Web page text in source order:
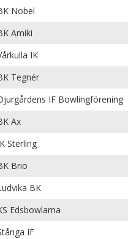
Nobel
Amiki
IK
Tegnér
IF Bowlingförening
Ax
Sterling
Brio
BK
Edsbowlarna
IF